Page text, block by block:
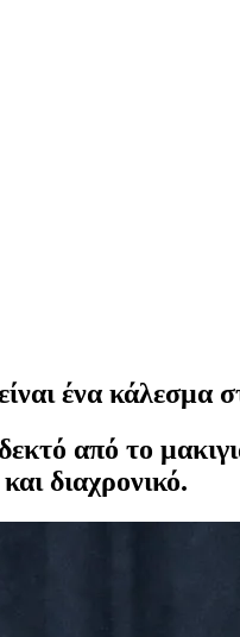
ένα κάλεσμα
από το
διαχρονικό.